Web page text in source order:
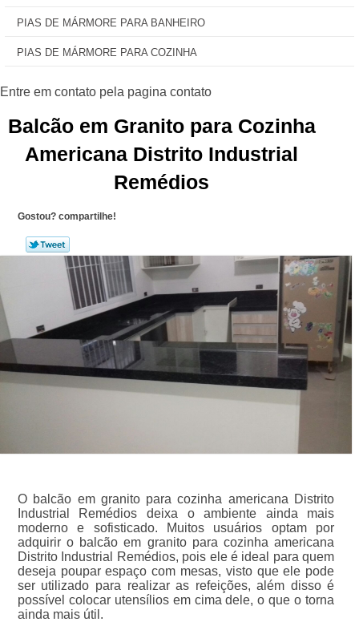
PIAS DE MÁRMORE PARA BANHEIRO
PIAS DE MÁRMORE PARA COZINHA
Balcão em Granito para Cozinha
Americana Distrito Industrial
Remédios
Gostou? compartilhe!
O balcão em granito para cozinha americana Distrito
Industrial Remédios deixa o ambiente ainda mais
moderno e sofisticado. Muitos usuários optam por
adquirir o balcão em granito para cozinha americana
Distrito Industrial Remédios, pois ele é ideal para quem
deseja poupar espaço com mesas, visto que ele pode
ser utilizado para realizar as refeições, além disso é
possível colocar utensílios em cima dele, o que o torna
ainda mais útil.